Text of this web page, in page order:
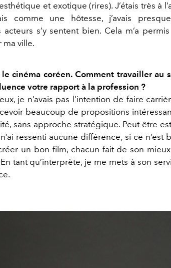
et exotique (rires). J’étais très à
comme une hôtesse, j’avais
s’y sentent bien. Cela m’a
ville.
cinéma coréen. Comment travailler au
votre rapport à la profession ?
je n’avais pas l’intention de faire
beaucoup de propositions
sans approche stratégique. Peut-être
ressenti aucune différence, si ce n’est
un bon film, chacun fait de son
tant qu’interprète, je me mets à son